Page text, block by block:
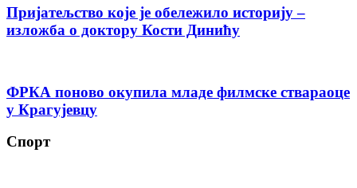
Пријатељство које је обележило историју –
изложба о доктору Кости Динићу
ФРКА поново окупила младе филмске ствараоце
у Крагујевцу
Спорт